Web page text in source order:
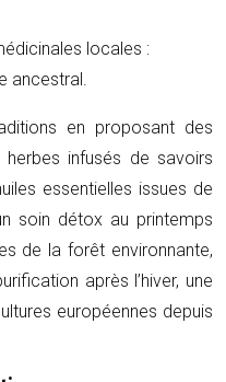
locales :
ancestral.
en proposant des
infusés de savoirs
essentielles issues de
soin détox au printemps
de la forêt environnante,
après l’hiver, une
européennes depuis